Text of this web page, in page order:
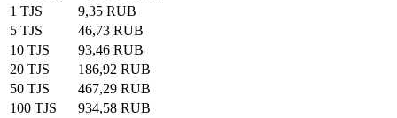
1 TJS
9,35 RUB
5 TJS
46,73 RUB
10 TJS
93,46 RUB
20 TJS
186,92 RUB
50 TJS
467,29 RUB
100 TJS
934,58 RUB